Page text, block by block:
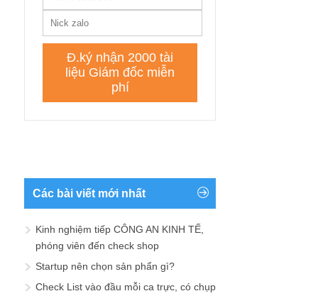
Các bài viết mới nhất
Kinh nghiệm tiếp CÔNG AN KINH TẾ,
phóng viên đến check shop
Startup nên chọn sản phẩn gì?
Check List vào đầu mỗi ca trực, có chụp